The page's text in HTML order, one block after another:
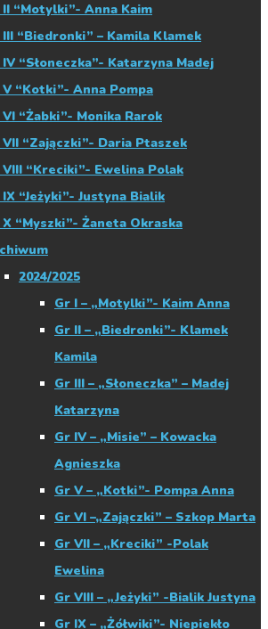
II “Motylki”- Anna Kaim
III “Biedronki” – Kamila Klamek
IV “Słoneczka”- Katarzyna Madej
V “Kotki”- Anna Pompa
VI “Żabki”- Monika Rarok
VII “Zajączki”- Daria Ptaszek
VIII “Kreciki”- Ewelina Polak
“Jeżyki”- Justyna Bialik
X “Myszki”- Żaneta Okraska
2024/2025
Gr I – „Motylki”- Kaim Anna
Gr II – „Biedronki”- Klamek
Kamila
Gr III – „Słoneczka” – Madej
Katarzyna
Gr IV – „Misie” – Kowacka
Agnieszka
Gr V – „Kotki”- Pompa Anna
Gr VI –„Zajączki” – Szkop Marta
Gr VII – „Kreciki” -Polak
Ewelina
Gr VIII – „Jeżyki” -Bialik Justyna
Gr IX – „Żółwiki”- Niepiekło